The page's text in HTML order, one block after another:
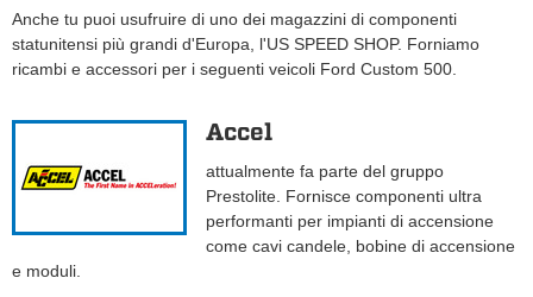
Anche tu puoi usufruire di uno dei magazzini di componenti
statunitensi più grandi d'Europa, l'US SPEED SHOP. Forniamo
ricambi e accessori per i seguenti veicoli Ford Custom 500.
Accel
attualmente fa parte del gruppo
Prestolite. Fornisce componenti ultra
performanti per impianti di accensione
come cavi candele, bobine di accensione
e moduli.